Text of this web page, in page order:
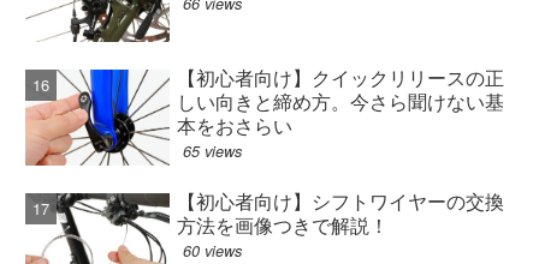
【初心者向け】クイックリリースの正
しい向きと締め方。今さら聞けない基
本をおさらい
65 views
【初心者向け】シフトワイヤーの交換
方法を画像つきで解説！
60 views